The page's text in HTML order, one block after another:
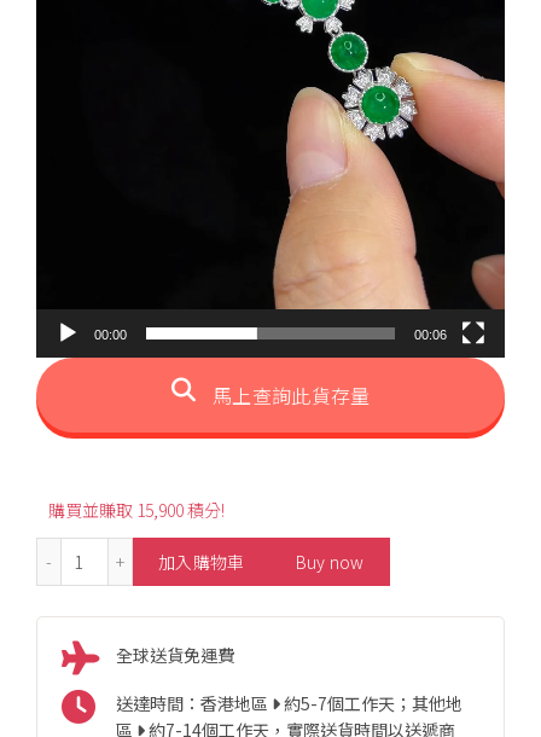
00:00 00:06
馬上查詢此貨存量
購買並賺取 15,900 積分!
3.55ct Cabochon Emerald Diamond Necklace 數量
加入購物車 Buy now
全球送貨免運費
送達時間：香港地區
約5-7個工作天；其他地
區
約7-14個工作天，實際送貨時間以送遞商